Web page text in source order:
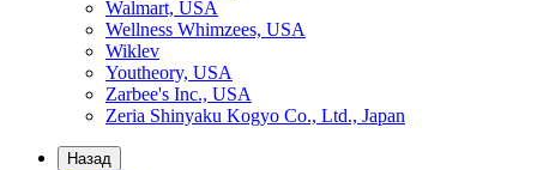
Walmart, USA
Wellness Whimzees, USA
Wiklev
Youtheory, USA
Zarbee's Inc., USA
Zeria Shinyaku Kogyo Co., Ltd., Japan
Назад